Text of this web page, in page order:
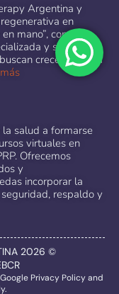
Argentina y
en
mano”, con
y soporte
crecer con una
salud a formarse
virtuales en
Ofrecemos
y
incorporar la
respaldo y
2026 ©
Privacy Policyand